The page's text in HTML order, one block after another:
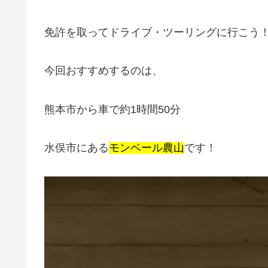
免許を取ってドライブ・ツーリングに行こう
今回おすすめするのは、
熊本市から車で約1時間50分
水俣市にあるモンベール農山です！